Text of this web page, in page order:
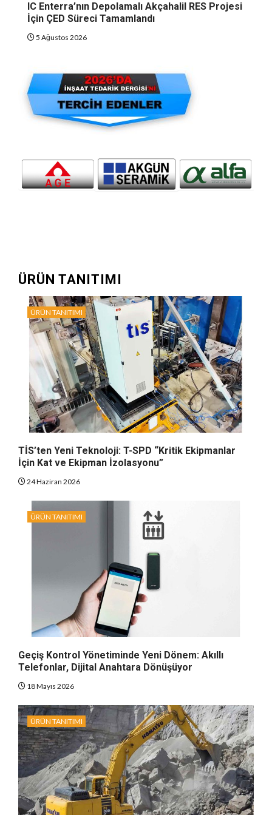
IC Enterra’nın Depolamalı Akçahalil RES Projesi
İçin ÇED Süreci Tamamlandı
5 Ağustos 2026
ÜRÜN TANITIMI
ÜRÜN TANITIMI
TİS’ten Yeni Teknoloji: T-SPD “Kritik Ekipmanlar
İçin Kat ve Ekipman İzolasyonu”
24 Haziran 2026
ÜRÜN TANITIMI
Geçiş Kontrol Yönetiminde Yeni Dönem: Akıllı
Telefonlar, Dijital Anahtara Dönüşüyor
18 Mayıs 2026
ÜRÜN TANITIMI